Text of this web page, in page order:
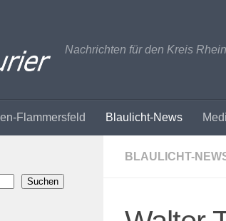
Nachrichten für den Kreis
Flammersfeld Blaulicht-News
BLAULICHT-
Suchen